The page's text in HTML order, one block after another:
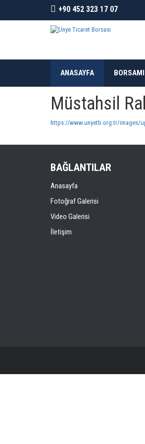
+90 452 323 17 07
ANASAYFA
Müstahsil
https://www.unyetb.org.tr/images/
BAĞLANTILAR
Anasayfa
Fotoğraf Galerisi
Video Galerisi
İletişim